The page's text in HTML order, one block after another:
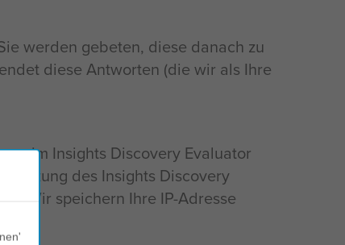
werden gebeten, diese danach zu
diese Antworten (die wir als Ihre
im Insights Discovery Evaluator
des Insights Discovery
Wir speichern Ihre IP-Adresse